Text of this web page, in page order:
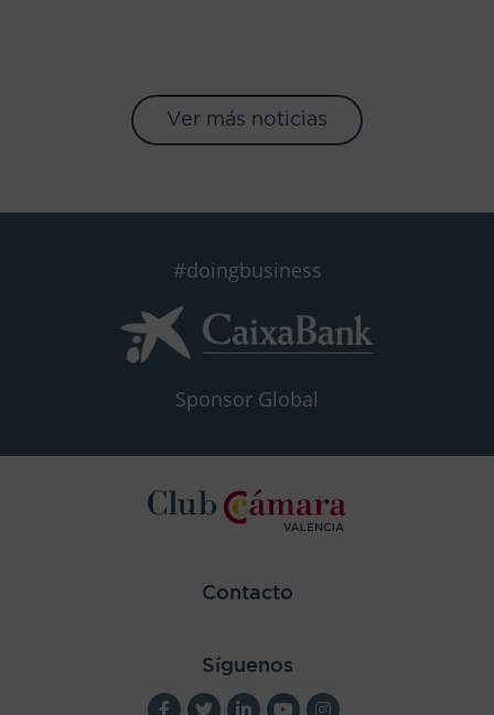
Ver más noticias
#doingbusiness
Sponsor Global
Contacto
Síguenos